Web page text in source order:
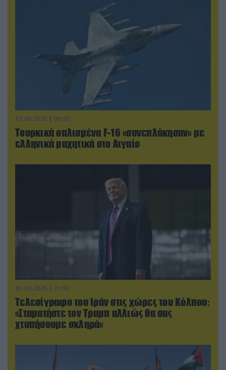
07.08.2026 | 00:02
Τουρκικά οπλισμένα F-16 «συνεπλάκησαν» με
ελληνικά μαχητικά στο Αιγαίο
06.08.2026 | 21:02
Τελεσίγραφο του Ιράν στις χώρες του Κόλπου:
«Σταματήστε τον Τραμπ αλλιώς θα σας
χτυπήσουμε σκληρά»